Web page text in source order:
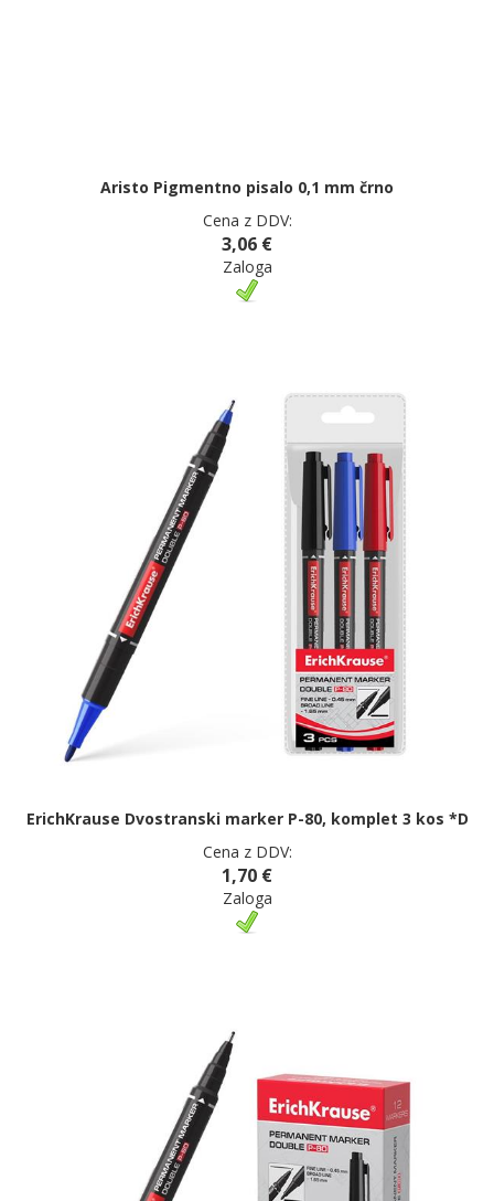
Aristo Pigmentno pisalo 0,1 mm črno
Cena z DDV:
3,06 €
Zaloga
ErichKrause Dvostranski marker P-80, komplet 3 kos *D
Cena z DDV:
1,70 €
Zaloga